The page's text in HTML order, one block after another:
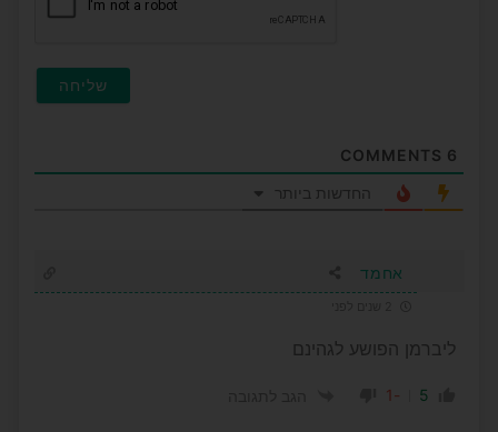
6
החדשות ביותר
אחמד
ליברמן הפושע לגהינם
5
-1